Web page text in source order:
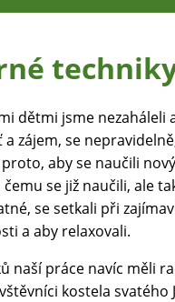
TEREZY MAXOVÉ DĚTEM
ŠANCI
RUCE, Z.S. –
dětmi jsme nezaháleli
a zájem, se
aby se naučili
se již naučili, ale
se setkali při
a aby relaxovali.
naší práce navíc měli
kostela svatého